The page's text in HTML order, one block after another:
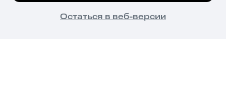
законодательством ответственность.
© 2026 ООО «КИОН».
Все права защищены
ПОНЯТНО
Остаться в веб-версии